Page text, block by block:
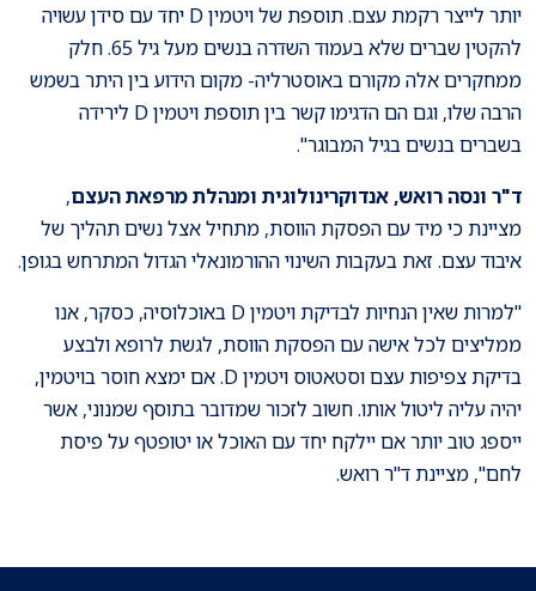
יותר לייצר רקמת עצם. תוספת של ויטמין D יחד עם סידן עשויה
להקטין שברים שלא בעמוד השדרה בנשים מעל גיל 65. חלק
ממחקרים אלה מקורם באוסטרליה- מקום הידוע בין היתר בשמש
הרבה שלו, וגם הם הדגימו קשר בין תוספת ויטמין D לירידה
בשברים בנשים בגיל המבוגר".
ד"ר ונסה רואש, אנדוקרינולוגית ומנהלת מרפאת העצם,
מציינת כי מיד עם הפסקת הווסת, מתחיל אצל נשים תהליך של
איבוד עצם. זאת בעקבות השינוי ההורמונאלי הגדול המתרחש בגופן.
"למרות שאין הנחיות לבדיקת ויטמין D באוכלוסיה, כסקר, אנו
ממליצים לכל אישה עם הפסקת הווסת, לגשת לרופא ולבצע
בדיקת צפיפות עצם וסטאטוס ויטמין D. אם ימצא חוסר בויטמין,
יהיה עליה ליטול אותו. חשוב לזכור שמדובר בתוסף שמנוני, אשר
ייספג טוב יותר אם יילקח יחד עם האוכל או יטופטף על פיסת
לחם", מציינת ד"ר רואש.